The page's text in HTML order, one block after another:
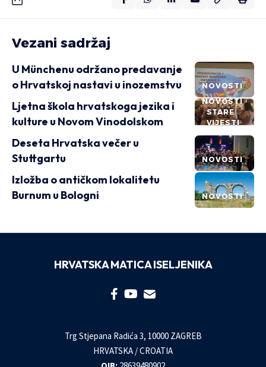
Vezani sadržaj
NOVOSTI
U Münchenu održano predavanje
o Hrvatskoj nastavi u inozemstvu
NOVOSTI
STARE
VIJESTI
Ljetna škola hrvatskoga jezika i
kulture u Novom Vinodolskom
NOVOSTI
Deseta Hrvatska večer u
Stuttgartu
NOVOSTI
Izložba o antičkom lokalitetu
Burnum u Bologni
HRVATSKA MATICA ISELJENIKA
Trg Stjepana Radića 3, 10000 ZAGREB
HRVATSKA / CROATIA